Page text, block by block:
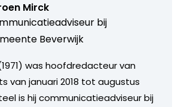
Mirck
bij
Beverwijk
was hoofdredacteur van
van januari 2018 tot augustus
is hij communicatieadviseur bij